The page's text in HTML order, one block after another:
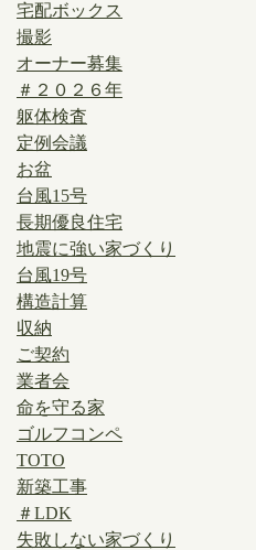
宅配ボックス
撮影
オーナー募集
＃２０２６年
躯体検査
定例会議
お盆
台風15号
長期優良住宅
地震に強い家づくり
台風19号
構造計算
収納
ご契約
業者会
命を守る家
ゴルフコンペ
TOTO
新築工事
＃LDK
失敗しない家づくり